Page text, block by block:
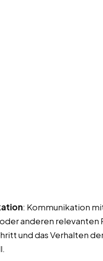
: Kommunikation
anderen relevanten
und das Verhalten